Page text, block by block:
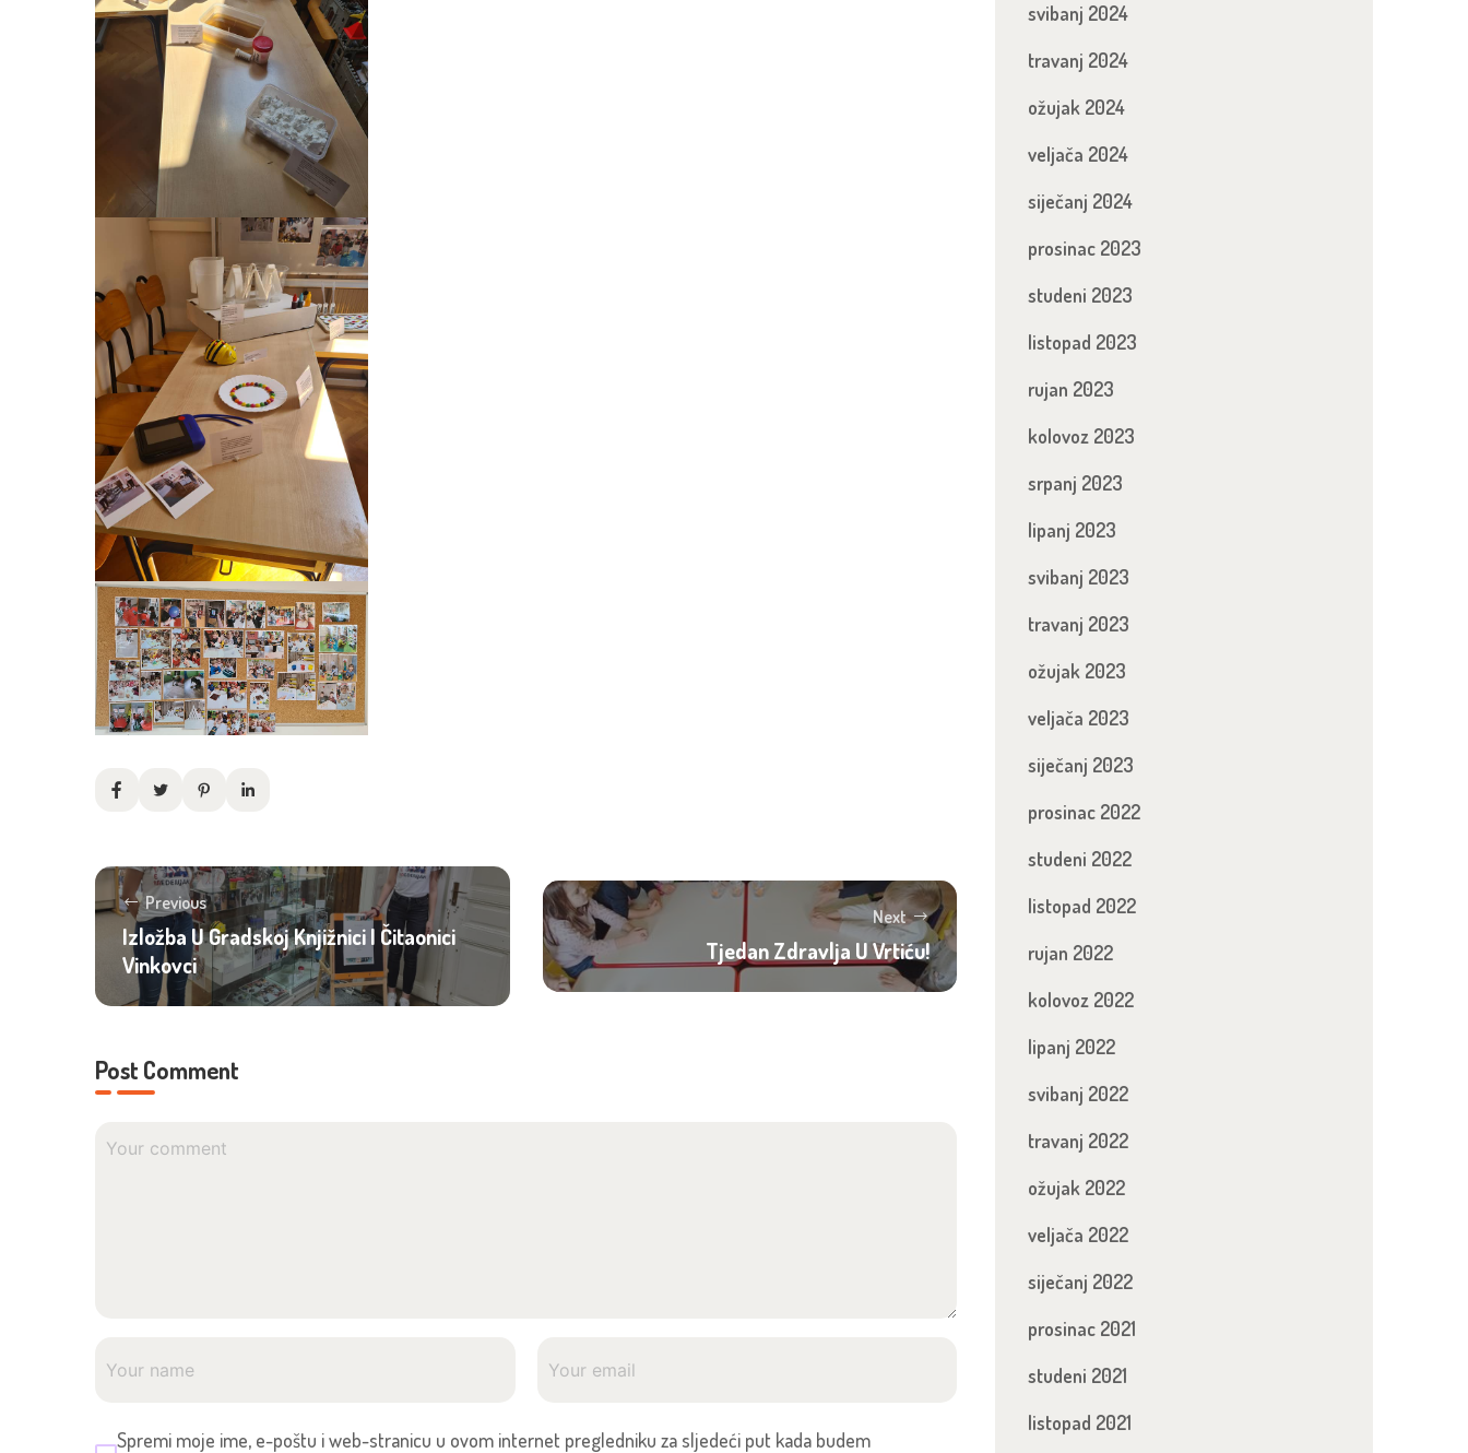
Previous
Izložba U Gradskoj Knjižnici I Čitaonici
Vinkovci
Next
Tjedan Zdravlja U Vrtiću!
Post Comment
Spremi moje ime, e-poštu i web-stranicu u ovom internet pregledniku za sljedeći put kada budem
svibanj 2024
travanj 2024
ožujak 2024
veljača 2024
siječanj 2024
prosinac 2023
studeni 2023
listopad 2023
rujan 2023
kolovoz 2023
srpanj 2023
lipanj 2023
svibanj 2023
travanj 2023
ožujak 2023
veljača 2023
siječanj 2023
prosinac 2022
studeni 2022
listopad 2022
rujan 2022
kolovoz 2022
lipanj 2022
svibanj 2022
travanj 2022
ožujak 2022
veljača 2022
siječanj 2022
prosinac 2021
studeni 2021
listopad 2021